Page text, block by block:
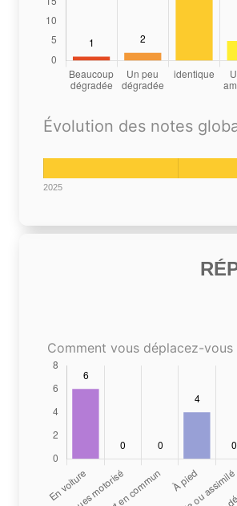
Évolution des notes
2025
Comment vous déplacez-